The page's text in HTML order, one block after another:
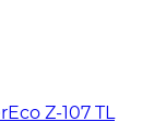
Z-107 TL